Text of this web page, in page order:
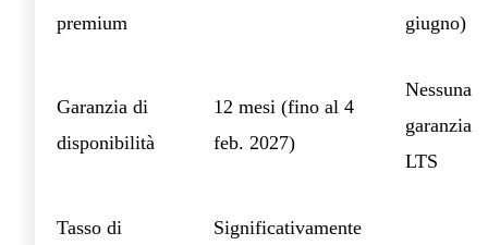
premium
giugno)
Garanzia di
disponibilità
12 mesi (fino al 4
feb. 2027)
Nessuna
garanzia
LTS
Tasso di
Significativamente